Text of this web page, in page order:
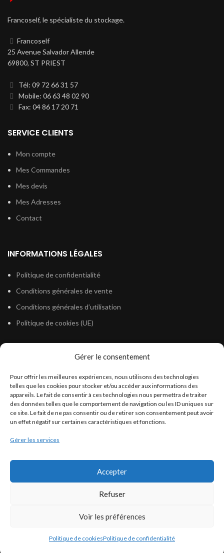
Gérer le consentement
Pour offrir les meilleures expériences, nous utilisons des technologies
telles que les cookies pour stocker et/ou accéder aux informations des
appareils. Le fait de consentir à ces technologies nous permettra de traiter
des données telles que le comportement de navigation ou les ID uniques sur
ce site. Le fait de ne pas consentir ou de retirer son consentement peut avoir
un effet négatif sur certaines caractéristiques et fonctions.
Gérer les services
Accepter
Refuser
Voir les préférences
Politique de cookiesPolitique de confidentialité
Francoself, le spécialiste du stockage.
Francoself
25 Avenue Salvador Allende
69800, ST PRIEST
Tél: 09 72 66 31 57
Mobile: 06 63 48 02 90
Fax: 04 86 17 20 71
SERVICE CLIENTS
Mon compte
Mes Commandes
Mes devis
Mes Adresses
Contact
INFORMATIONS LÉGALES
Politique de confidentialité
Conditions générales de vente
Conditions générales d’utilisation
Politique de cookies (UE)
Législation Gasoil Fioul GNR
Législation Essence
Législation Adblue
Législation Eau
Législation Lubrifiant
Législation Phytosanitaire
COPYRIGHT ©Francoself- Tous droits réservés.